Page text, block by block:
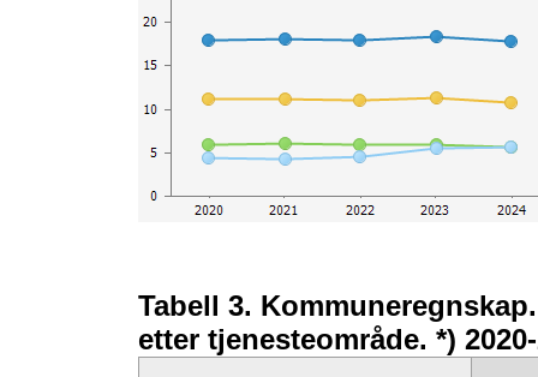
Tabell 3.
etter tjenesteområde. *)